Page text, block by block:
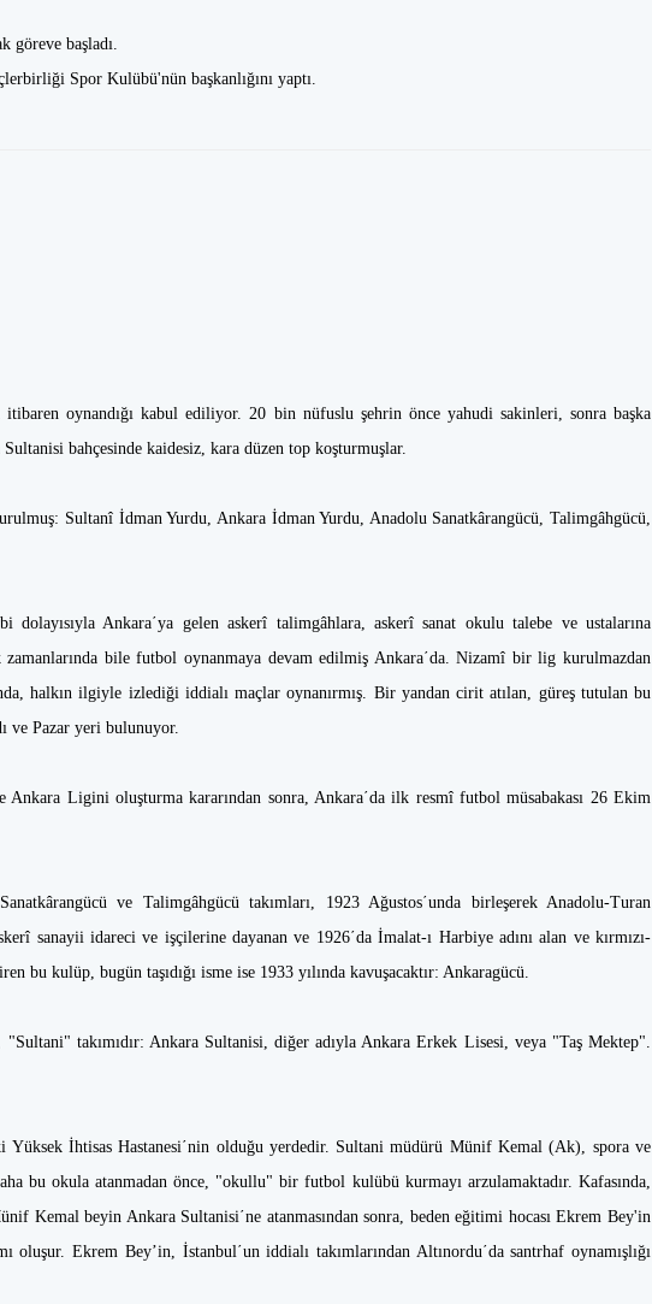
göreve başladı.
Spor Kulübü'nün başkanlığını yaptı.
itibaren oynandığı kabul ediliyor. 20 bin nüfuslu şehrin önce yahudi sakinleri, sonra başka
bahçesinde kaidesiz, kara düzen top koşturmuşlar.
Sultanî İdman Yurdu, Ankara İdman Yurdu, Anadolu Sanatkârangücü, Talimgâhgücü,
dolayısıyla Ankara΄ya gelen askerî talimgâhlara, askerî sanat okulu talebe ve ustalarına
bile futbol oynanmaya devam edilmiş Ankara΄da. Nizamî bir lig kurulmazdan
halkın ilgiyle izlediği iddialı maçlar oynanırmış. Bir yandan cirit atılan, güreş tutulan bu
ve Pazar yeri bulunuyor.
Ligini oluşturma kararından sonra, Ankara΄da ilk resmî futbol müsabakası 26 Ekim
ve Talimgâhgücü takımları, 1923 Ağustos΄unda birleşerek Anadolu-Turan
sanayii idareci ve işçilerine dayanan ve 1926΄da İmalat-ı Harbiye adını alan ve kırmızı-
bu kulüp, bugün taşıdığı isme ise 1933 yılında kavuşacaktır: Ankaragücü.
"Sultani" takımıdır: Ankara Sultanisi, diğer adıyla Ankara Erkek Lisesi, veya "Taş Mektep".
Yüksek İhtisas Hastanesi΄nin olduğu yerdedir. Sultani müdürü Münif Kemal (Ak), spora ve
bu okula atanmadan önce, "okullu" bir futbol kulübü kurmayı arzulamaktadır. Kafasında,
Kemal beyin Ankara Sultanisi΄ne atanmasından sonra, beden eğitimi hocası Ekrem Bey'in
oluşur. Ekrem Bey’in, İstanbul΄un iddialı takımlarından Altınordu΄da santrhaf oynamışlığı